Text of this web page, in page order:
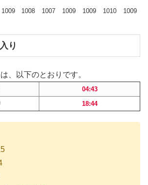
1009 1008 1007 1009 1009 1010 1009
り
、以下のとおりです。
04:43
18:44